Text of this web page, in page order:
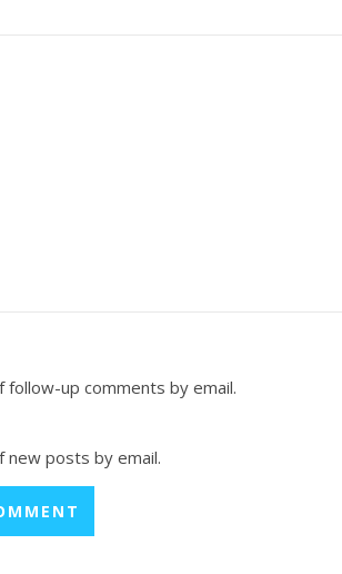
follow-up comments by email.
new posts by email.